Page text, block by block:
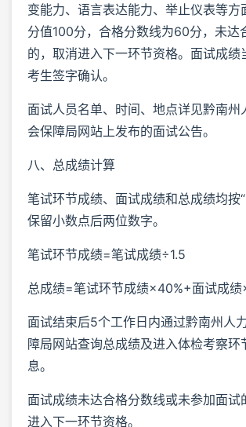
变能力、语言表达能力、举止仪表等方
分值100分，合格分数线为60分，未达
的，取消进入下一环节资格。面试成绩
考生签字确认。
面试人员名单、时间、地点详见黔南州
会保障局网站上发布的面试公告。
八、总成绩计算
笔试环节成绩、面试成绩和总成绩均按
保留小数点后两位数字。
笔试环节成绩=笔试成绩÷1.5
总成绩=笔试环节成绩×40%+面试成绩
面试结束后5个工作日内通过黔南州人
障局网站查询总成绩及进入体检考察环
息。
面试成绩未达合格分数线或未参加面试
进入下一环节资格。